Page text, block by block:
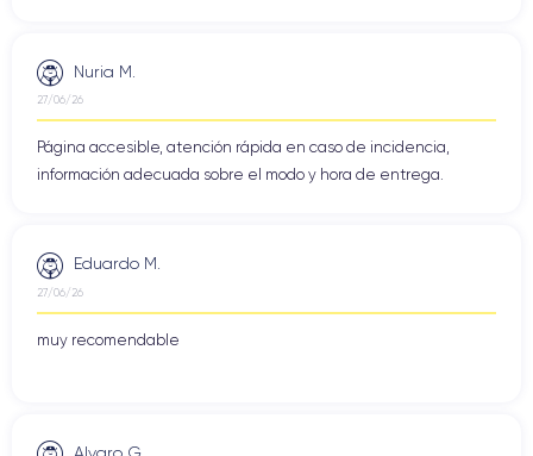
Nuria M.
27/06/26
Página accesible, atención rápida en caso de incidencia,
información adecuada sobre el modo y hora de entrega.
Eduardo M.
27/06/26
muy recomendable
Alvaro G.